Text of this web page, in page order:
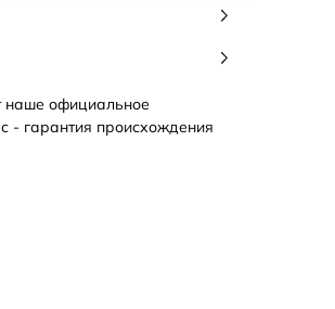
наше официальное
- гарантия происхождения